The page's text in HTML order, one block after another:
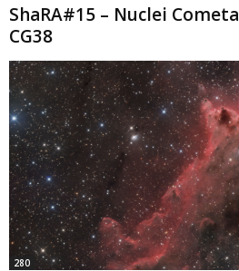
ShaRA#15 – Nuclei
CG38
280